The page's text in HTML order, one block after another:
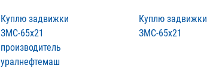
Куплю задвижки
ЗМС-65х21
производитель
уралнефтемаш
Куплю задвижки
ЗМС-65х21